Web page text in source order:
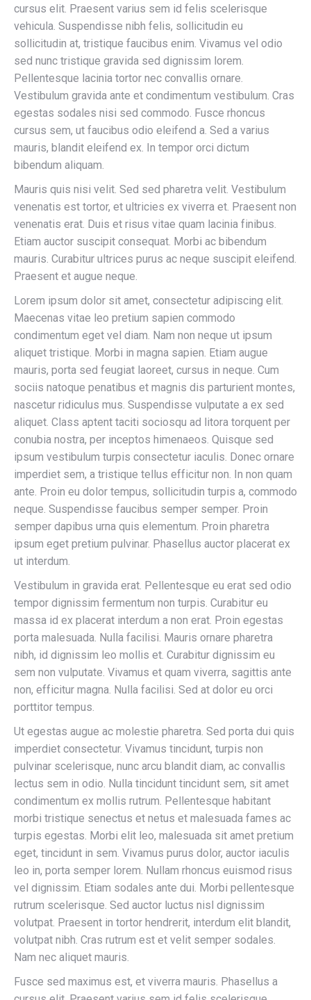
cursus elit. Praesent varius sem id felis scelerisque
vehicula. Suspendisse nibh felis, sollicitudin eu
sollicitudin at, tristique faucibus enim. Vivamus vel odio
sed nunc tristique gravida sed dignissim lorem.
Pellentesque lacinia tortor nec convallis ornare.
Vestibulum gravida ante et condimentum vestibulum. Cras
egestas sodales nisi sed commodo. Fusce rhoncus
cursus sem, ut faucibus odio eleifend a. Sed a varius
mauris, blandit eleifend ex. In tempor orci dictum
bibendum aliquam.
Mauris quis nisi velit. Sed sed pharetra velit. Vestibulum
venenatis est tortor, et ultricies ex viverra et. Praesent non
venenatis erat. Duis et risus vitae quam lacinia finibus.
Etiam auctor suscipit consequat. Morbi ac bibendum
mauris. Curabitur ultrices purus ac neque suscipit eleifend.
Praesent et augue neque.
Lorem ipsum dolor sit amet, consectetur adipiscing elit.
Maecenas vitae leo pretium sapien commodo
condimentum eget vel diam. Nam non neque ut ipsum
aliquet tristique. Morbi in magna sapien. Etiam augue
mauris, porta sed feugiat laoreet, cursus in neque. Cum
sociis natoque penatibus et magnis dis parturient montes,
nascetur ridiculus mus. Suspendisse vulputate a ex sed
aliquet. Class aptent taciti sociosqu ad litora torquent per
conubia nostra, per inceptos himenaeos. Quisque sed
ipsum vestibulum turpis consectetur iaculis. Donec ornare
imperdiet sem, a tristique tellus efficitur non. In non quam
ante. Proin eu dolor tempus, sollicitudin turpis a, commodo
neque. Suspendisse faucibus semper semper. Proin
semper dapibus urna quis elementum. Proin pharetra
ipsum eget pretium pulvinar. Phasellus auctor placerat ex
ut interdum.
Vestibulum in gravida erat. Pellentesque eu erat sed odio
tempor dignissim fermentum non turpis. Curabitur eu
massa id ex placerat interdum a non erat. Proin egestas
porta malesuada. Nulla facilisi. Mauris ornare pharetra
nibh, id dignissim leo mollis et. Curabitur dignissim eu
sem non vulputate. Vivamus et quam viverra, sagittis ante
non, efficitur magna. Nulla facilisi. Sed at dolor eu orci
porttitor tempus.
Ut egestas augue ac molestie pharetra. Sed porta dui quis
imperdiet consectetur. Vivamus tincidunt, turpis non
pulvinar scelerisque, nunc arcu blandit diam, ac convallis
lectus sem in odio. Nulla tincidunt tincidunt sem, sit amet
condimentum ex mollis rutrum. Pellentesque habitant
morbi tristique senectus et netus et malesuada fames ac
turpis egestas. Morbi elit leo, malesuada sit amet pretium
eget, tincidunt in sem. Vivamus purus dolor, auctor iaculis
leo in, porta semper lorem. Nullam rhoncus euismod risus
vel dignissim. Etiam sodales ante dui. Morbi pellentesque
rutrum scelerisque. Sed auctor luctus nisl dignissim
volutpat. Praesent in tortor hendrerit, interdum elit blandit,
volutpat nibh. Cras rutrum est et velit semper sodales.
Nam nec aliquet mauris.
Fusce sed maximus est, et viverra mauris. Phasellus a